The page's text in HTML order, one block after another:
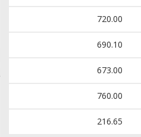
720.00
690.10
673.00
760.00
216.65